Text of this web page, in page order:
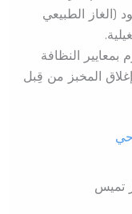
(الغاز الطبيعي
بمعايير النظافة
المخبز من قِبل
تميس